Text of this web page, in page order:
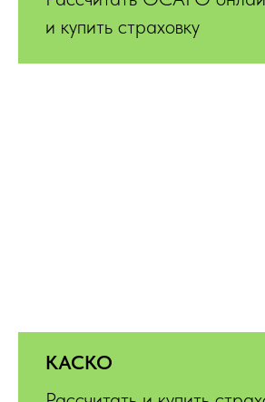
и купить страховку
КАСКО